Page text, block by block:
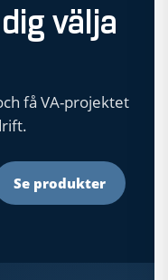
välja
få VA-projektet
Se produkter